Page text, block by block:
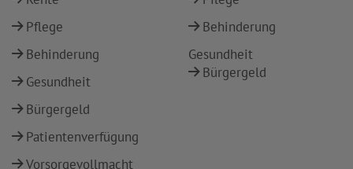
Pflege
Behinderung
Gesundheit
Bürgergeld
Patientenverfügung
Vorsorgevollmacht
Behinderung
Gesundheit
Bürgergeld